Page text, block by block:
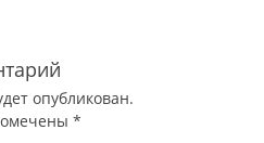
опубликован.
*